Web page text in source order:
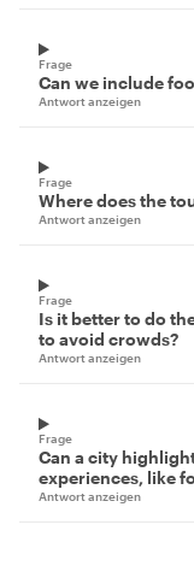
Frage
Can we include
Antwort anzeigen
Frage
Where does the
Antwort anzeigen
Frage
Is it better to do
to avoid crowds?
Antwort anzeigen
Frage
Can a city
experiences, like
Antwort anzeigen